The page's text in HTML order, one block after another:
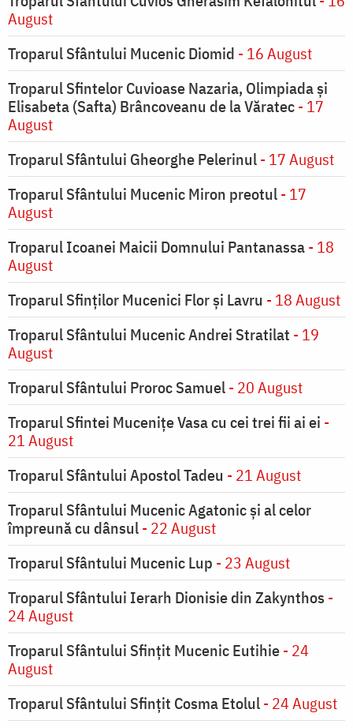
August
Troparul Sfântului Mucenic Diomid - 16 August
Troparul Sfintelor Cuvioase Nazaria, Olimpiada și
Elisabeta (Safta) Brâncoveanu de la Văratec- 17
August
Troparul Sfântului Gheorghe Pelerinul- 17 August
Troparul Sfântului Mucenic Miron preotul- 17
August
Troparul Icoanei Maicii Domnului Pantanassa- 18
August
Troparul Sfinţilor Mucenici Flor şi Lavru - 18 August
Troparul Sfântului Mucenic Andrei Stratilat - 19
August
Troparul Sfântului Proroc Samuel- 20 August
Troparul Sfintei Muceniţe Vasa cu cei trei fii ai ei -
21 August
Troparul Sfântului Apostol Tadeu - 21 August
Troparul Sfântului Mucenic Agatonic şi al celor
împreună cu dânsul- 22 August
Troparul Sfântului Mucenic Lup - 23 August
Troparul Sfântului Ierarh Dionisie din Zakynthos -
24 August
Troparul Sfântului Sfinţit Mucenic Eutihie- 24
August
Troparul Sfântului Sfinţit Cosma Etolul- 24 August